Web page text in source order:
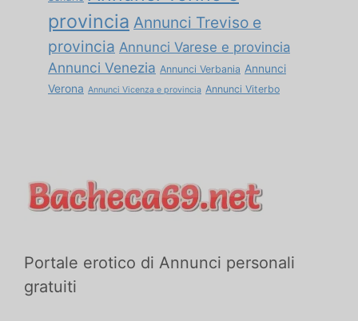
provincia Annunci Treviso e
provincia Annunci Varese e provincia
Annunci Venezia Annunci Verbania Annunci
Verona Annunci Vicenza e provincia Annunci Viterbo
Portale erotico di Annunci personali
gratuiti